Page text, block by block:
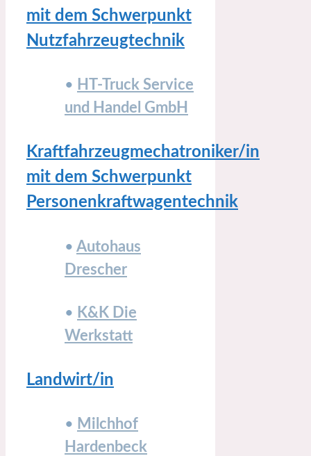
mit dem Schwerpunkt
Nutzfahrzeugtechnik
• HT-Truck Service
und Handel GmbH
Kraftfahrzeugmechatroniker/in
mit dem Schwerpunkt
Personenkraftwagentechnik
• Autohaus
Drescher
• K&K Die
Werkstatt
Landwirt/in
• Milchhof
Hardenbeck